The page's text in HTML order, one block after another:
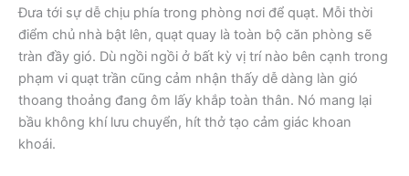
Đưa tới sự dễ chịu phía trong phòng nơi để quạt. Mỗi thời
điểm chủ nhà bật lên, quạt quay là toàn bộ căn phòng sẽ
tràn đầy gió. Dù ngồi ngồi ở bất kỳ vị trí nào bên cạnh trong
phạm vi quạt trần cũng cảm nhận thấy dễ dàng làn gió
thoang thoảng đang ôm lấy khắp toàn thân. Nó mang lại
bầu không khí lưu chuyển, hít thở tạo cảm giác khoan
khoái.